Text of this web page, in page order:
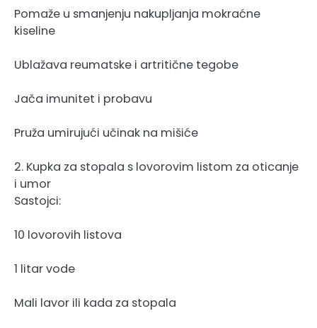
Pomaže u smanjenju nakupljanja mokraćne
kiseline
Ublažava reumatske i artritične tegobe
Jača imunitet i probavu
Pruža umirujući učinak na mišiće
2. Kupka za stopala s lovorovim listom za oticanje
i umor
Sastojci:
10 lovorovih listova
1 litar vode
Mali lavor ili kada za stopala